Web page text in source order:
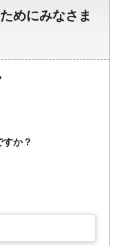
めにみなさま
か？